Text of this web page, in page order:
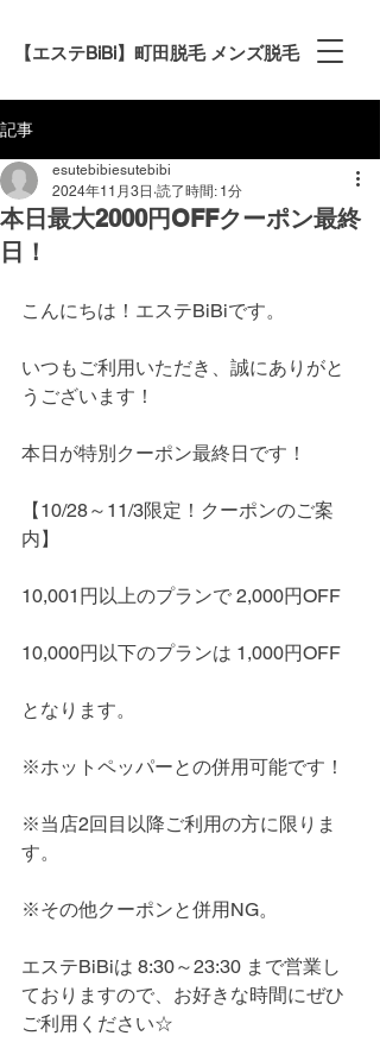
【エステBiBi】町田脱毛 メンズ脱毛
記事
本日最大2000円OFFクーポン最終
日！
esutebibiesutebibi
2024年11月3日 読了時間: 1分
こんにちは！エステBiBiです。
いつもご利用いただき、誠にありがと
うございます！
本日が特別クーポン最終日です！
【10/28～11/3限定！クーポンのご案
内】
10,001円以上のプランで 2,000円OFF
10,000円以下のプランは 1,000円OFF
となります。
※ホットペッパーとの併用可能です！
※当店2回目以降ご利用の方に限りま
す。
※その他クーポンと併用NG。
エステBiBiは 8:30～23:30 まで営業し
ておりますので、お好きな時間にぜひ
ご利用ください☆